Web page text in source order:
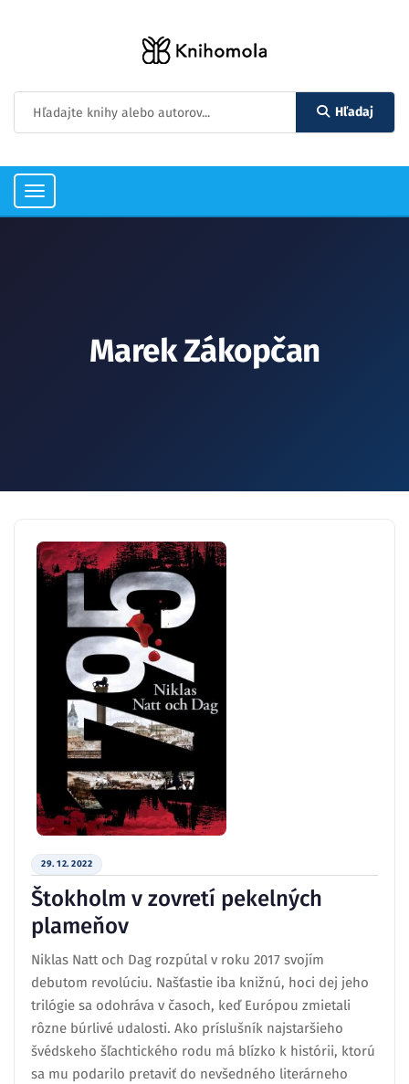
Hľadaj
Toggle
Marek Zákopčan
29. 12. 2022
Štokholm v zovretí pekelných
plameňov
Niklas Natt och Dag rozpútal v roku 2017 svojím
debutom revolúciu. Našťastie iba knižnú, hoci dej jeho
trilógie sa odohráva v časoch, keď Európou zmietali
rôzne búrlivé udalosti. Ako príslušník najstaršieho
švédskeho šľachtického rodu má blízko k histórii, ktorú
sa mu podarilo pretaviť do nevšedného literárneho